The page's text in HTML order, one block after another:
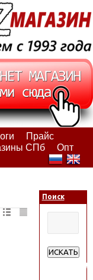
Прайс
СПб
Опт
Поиск
ИСКАТЬ